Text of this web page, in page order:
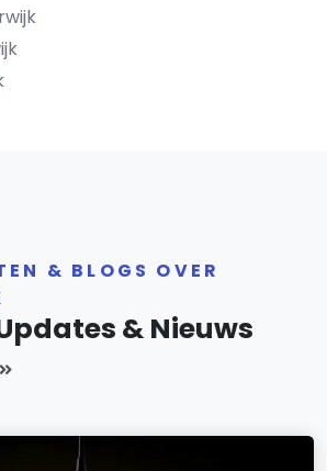
& BLOGS OVER
& Nieuws